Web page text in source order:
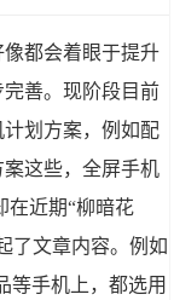
都会着眼于提升
善。现阶段目前
划方案，例如配
这些，全屏手机
在近期“柳暗花
了文章内容。例如
等手机上，都选用